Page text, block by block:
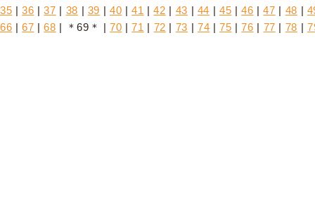
35 |36 |37 | 38 | 39 |40 |41 |42 | 43 | 44 |45 |46 |47 | 48 |
66 |67 |68 | ＊69＊ |70 |71 | 72 | 73 | 74 |75 |76 | 77 | 78 |